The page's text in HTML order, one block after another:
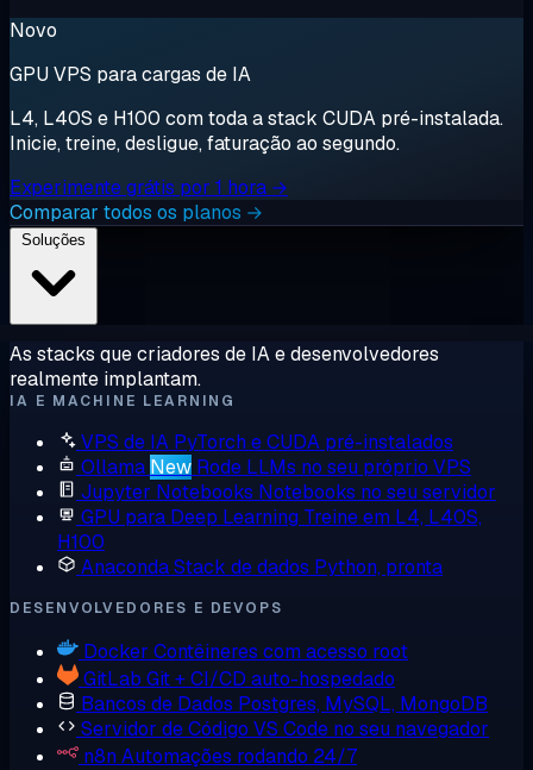
Novo
GPU VPS para cargas de IA
L4, L40S e H100 com toda a stack CUDA pré-instalada.
Inicie, treine, desligue, faturação ao segundo.
Experimente grátis por 1 hora →
Comparar todos os planos →
As stacks que criadores de IA e desenvolvedores
realmente implantam.
IA E MACHINE LEARNING
VPS de IA PyTorch e CUDA pré-instalados
Ollama New Rode LLMs no seu próprio VPS
Jupyter Notebooks Notebooks no seu servidor
GPU para Deep Learning Treine em L4, L40S,
H100
AnacondaStack de dados Python, pronta
DESENVOLVEDORES E DEVOPS
Docker Contêineres com acesso root
GitLab Git + CI/CD auto-hospedado
Bancos de Dados Postgres, MySQL, MongoDB
Servidor de Código VS Code no seu navegador
n8n Automações rodando 24/7